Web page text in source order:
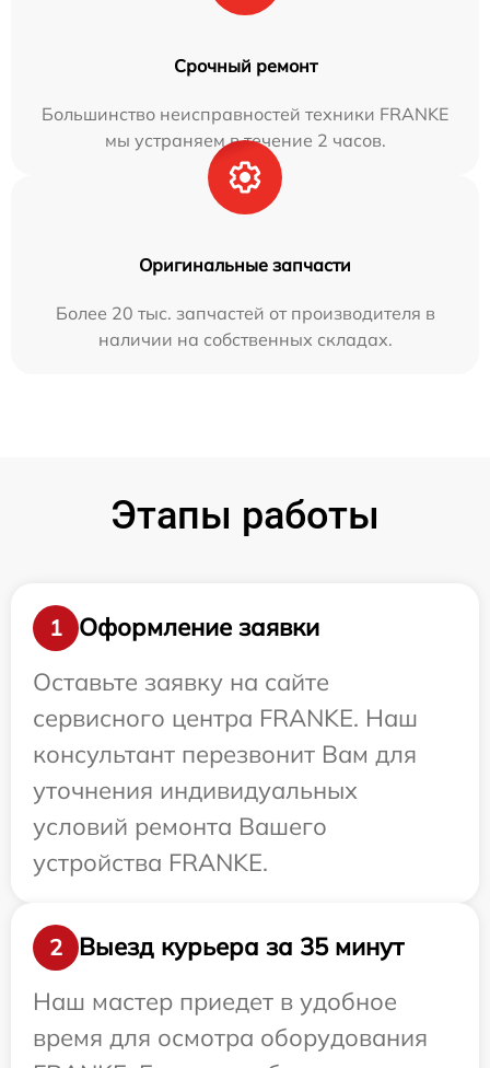
Срочный ремонт
Большинство неисправностей техники FRANKE
мы устраняем в течение 2 часов.
Оригинальные запчасти
Более 20 тыс. запчастей от производителя в
наличии на собственных складах.
Этапы работы
1
Оформление заявки
Оставьте заявку на сайте
сервисного центра FRANKE. Наш
консультант перезвонит Вам для
уточнения индивидуальных
условий ремонта Вашего
устройства FRANKE.
2
Выезд курьера за 35 минут
Наш мастер приедет в удобное
время для осмотра оборудования